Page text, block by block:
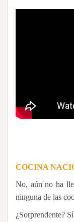
COCINA
No, aún no ha
ninguna de las
¿Sorprendente?